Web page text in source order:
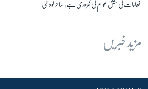
انعامات کی کشش عوام کی کمزوری ہے: ساحر لودھی
مزید خبریں